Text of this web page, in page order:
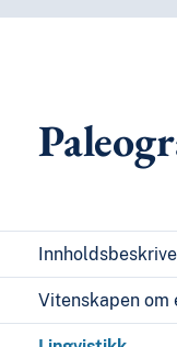
Vitenskapen om